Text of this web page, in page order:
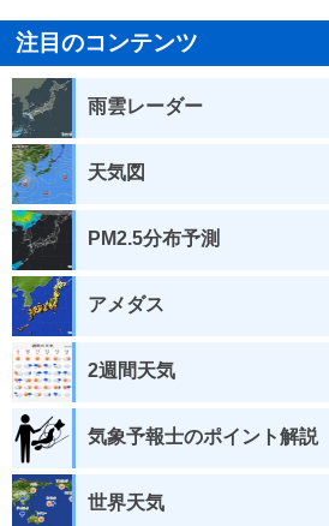
注目のコンテンツ
雨雲レーダー
天気図
PM2.5分布予測
アメダス
2週間天気
気象予報士のポイント解説
世界天気